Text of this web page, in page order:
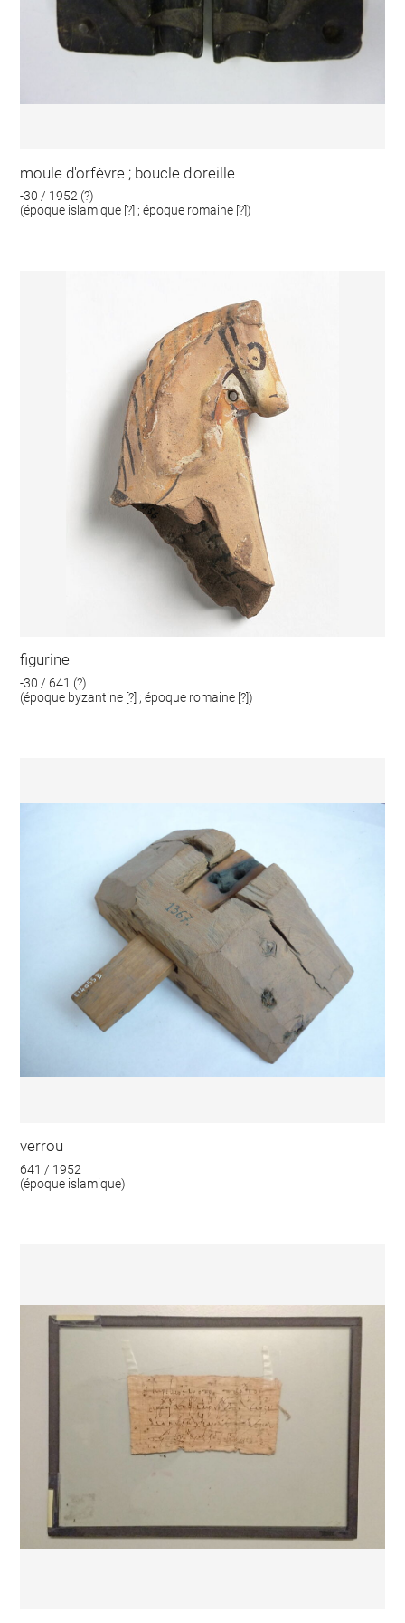
moule d'orfèvre ; boucle d'oreille
-30 / 1952 (?)
(époque islamique [?] ; époque romaine [?])
figurine
-30 / 641 (?)
(époque byzantine [?] ; époque romaine [?])
verrou
641 / 1952
(époque islamique)